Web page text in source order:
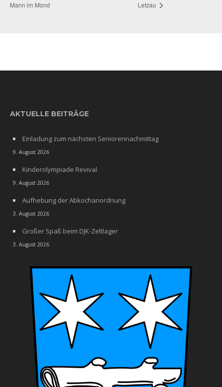
Mann im Mond Letzau
AKTUELLE BEITRÄGE
Einladung zum nächsten Seniorennachmittag
9. August 2026
Kinderolympiade Revival
9. August 2026
Aufhebung der Abkochanordnung
3. August 2026
Großer Spaß beim DJK-Zeltlager
3. August 2026